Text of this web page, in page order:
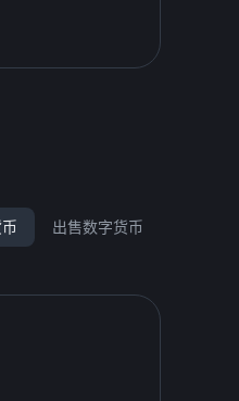
出售数字货币